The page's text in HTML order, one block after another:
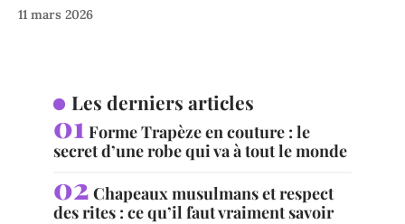
11 mars 2026
Les derniers articles
Forme Trapèze en couture : le
secret d’une robe qui va à tout le monde
Chapeaux musulmans et respect
des rites : ce qu’il faut vraiment savoir